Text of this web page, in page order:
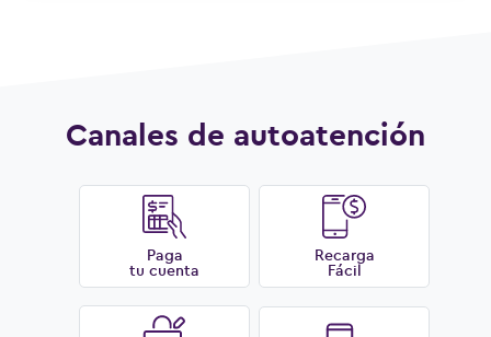
Canales de autoatención
Paga
tu cuenta
Recarga
Fácil